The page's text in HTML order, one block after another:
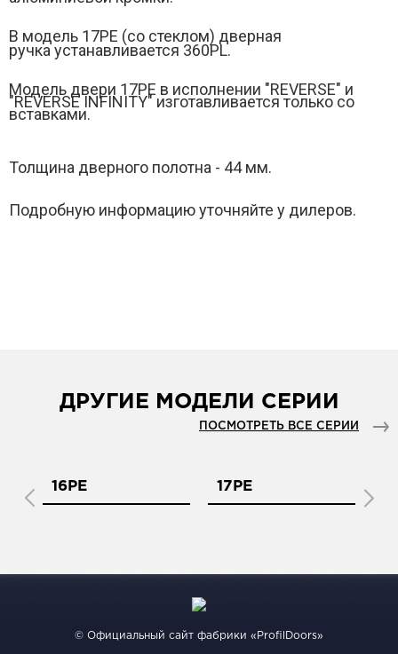
В модель 17PЕ (со стеклом) дверная
ручка устанавливается 360PL.
Модель двери 17РE в исполнении "REVERSE" и
"REVERSE INFINITY" изготавливается только со
вставками.
Толщина дверного полотна - 44 мм.
Подробную информацию уточняйте у дилеров.
ДРУГИЕ МОДЕЛИ СЕРИИ
ПОСМОТРЕТЬ ВСЕ СЕРИИ
16PE 17PE
© Официальный сайт фабрики «ProfilDoors»